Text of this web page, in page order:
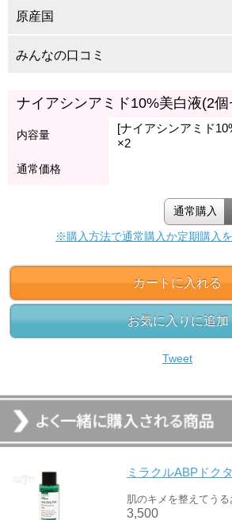
原産国
みんなの口コミ
ナイアシンアミド10%美白液(2個
内容量
[ナイアシンアミド
×2
通常価格
※購入方法で通常購入か定期購入
カートに入れる
お気に入りに追加
Tweet
ミラクルABPドク
肌のキメを整えてう
3,500